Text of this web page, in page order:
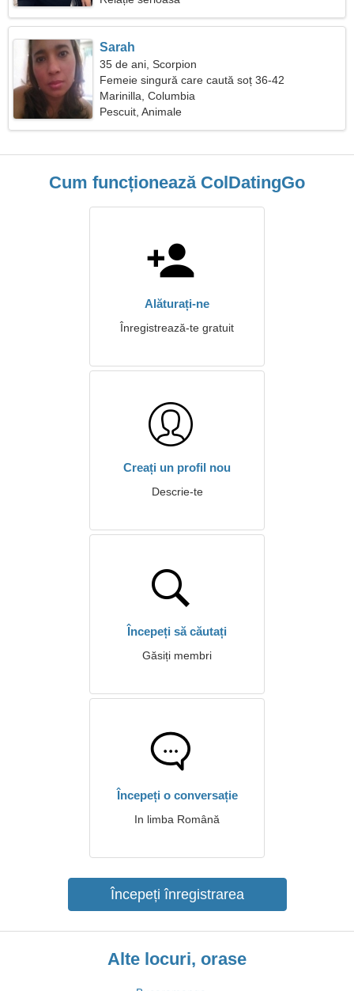
Sarah
35 de ani, Scorpion
Femeie singură care caută soț 36-42
Marinilla, Columbia
Pescuit, Animale
Cum funcționează ColDatingGo
Alăturați-ne
Înregistrează-te gratuit
Creați un profil nou
Descrie-te
Începeți să căutați
Găsiți membri
Începeți o conversație
In limba Română
Începeți înregistrarea
Alte locuri, orase